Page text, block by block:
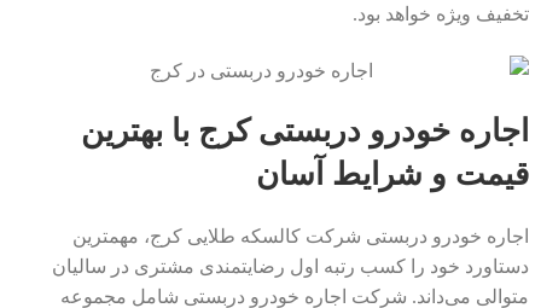
تخفیف ویژه خواهد بود.
اجاره خودرو دربستی کرج با بهترین
قیمت و شرایط آسان
اجاره خودرو دربستی شرکت کالسکه طلایی کرج، مهمترین
دستاورد خود را کسب رتبه اول رضایتمندی مشتری در سالیان
متوالی می‌داند. شرکت اجاره خودرو دربستی شامل مجموعه